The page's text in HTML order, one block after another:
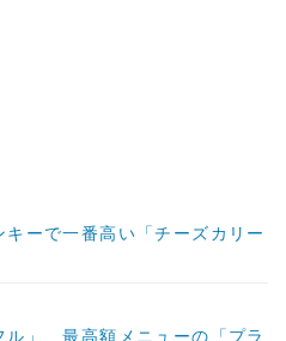
キーで一番高い「チーズカリー
」、最高額メニューの「プラ